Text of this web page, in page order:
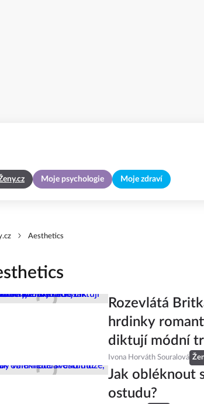
Moje psychologie Moje zdraví
Aesthetics
Rozevlátá
hrdinky
diktují módní
Ivona Horváth Souralová
Jak obléknout
ostudu?